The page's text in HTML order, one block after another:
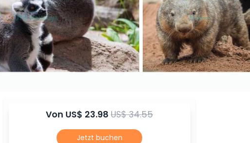
Von US$ 23.98US$ 34.55
Jetzt buchen